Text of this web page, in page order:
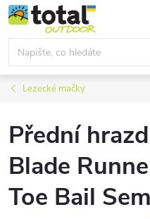
Přejít
na
obsah
Lezecké mačky
Přední
Blade
Toe Bail